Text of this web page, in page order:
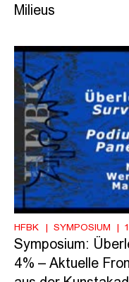
Milieus
HFBK SYMPOSIUM
Symposium:
4% – Aktuelle